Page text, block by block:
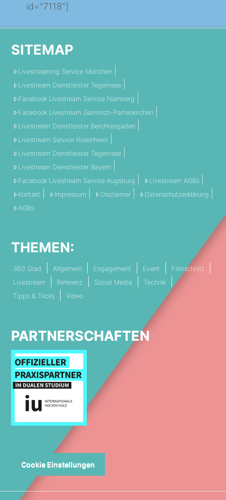
id="7118"]
SITEMAP
Livestreaming Service München
Livestream Dienstleister Tegernsee
Facebook Livestream Service Nürnberg
Facebook Livestream Garmisch-Partenkirchen
Livestream Dienstleister Berchtesgaden
Livestream Service Rosenheim
Livestream Dienstleister Tegernsee
Livestream Dienstleister Bayern
Facebook Livestream Service Augsburg
Livestream AGBs
Kontakt
Impressum Disclaimer
Datenschutzerklärung
AGBs
THEMEN:
360 Grad Allgemein Engagement Event
Filmschnitt
Livestream
Referenz Social Media
Technik
Tipps & Tricks
Video
PARTNERSCHAFTEN
Cookie Einstellungen